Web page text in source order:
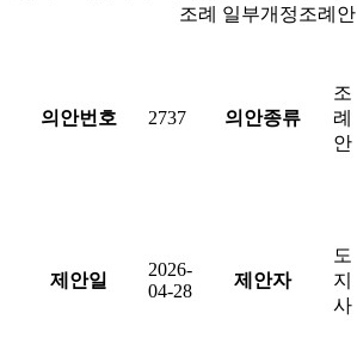
조례 일부개정조례안
의안번호 2737 의안종류
조
례
안
제안일
2026-
04-28
제안자
도
지
사